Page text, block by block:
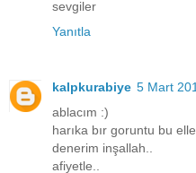
sevgiler
Yanıtla
kalpkurabiye 5 Mart
ablacım :)
harıka bır goruntu bu
denerim inşallah..
afiyetle..